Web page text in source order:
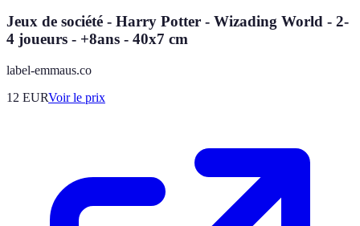
Jeux de société - Harry Potter - Wizading World - 2-
4 joueurs - +8ans - 40x7 cm
label-emmaus.co
12 EURVoir le prix